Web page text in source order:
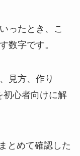
ったとき、こ
数字です。
見方、作り
初心者向けに解
とめて確認した